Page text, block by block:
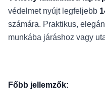
védelmet nyújt legfeljebb
számára. Praktikus,
munkába járáshoz vagy
Főbb jellemzők: